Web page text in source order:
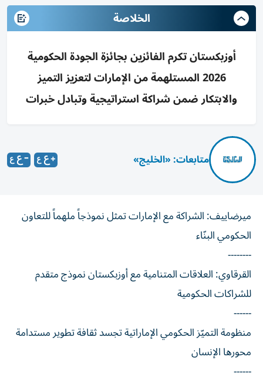
الخلاصة
أوزبكستان تكرم الفائزين بجائزة الجودة الحكومية
2026 المستلهمة من الإمارات لتعزيز التميز
والابتكار ضمن شراكة استراتيجية وتبادل خبرات
متابعات: «الخليج»
ميرضاييف: الشراكة مع الإمارات تمثل نموذجاً ملهماً للتعاون
الحكومي البنّاء
--------
القرقاوي: العلاقات المتنامية مع أوزبكستان نموذج متقدم
للشراكات الحكومية
------
منظومة التميّز الحكومي الإماراتية تجسد ثقافة تطوير مستدامة
محورها الإنسان
------